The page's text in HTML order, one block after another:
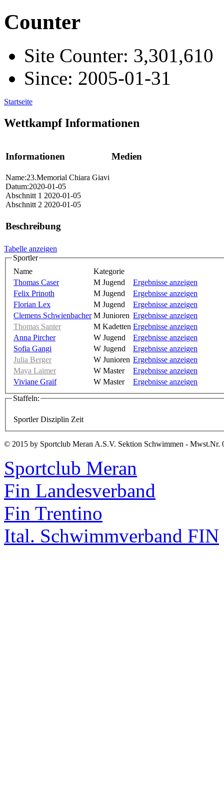
Counter
Site Counter: 3,301,610
Since: 2005-01-31
Startseite
Wettkampf Informationen
Informationen Medien
Name:23.Memorial Chiara Giavi
Datum:2020-01-05
Abschnitt 1 2020-01-05
Abschnitt 2 2020-01-05
Beschreibung
Tabelle anzeigen
Sportler
Name
Kategorie
Thomas Caser
M Jugend
Ergebnisse anzeigen
Felix Prinoth
M Jugend
Ergebnisse anzeigen
Florian Lex
M Jugend
Ergebnisse anzeigen
Clemens Schwienbacher M Junioren Ergebnisse anzeigen
Thomas Santer
M Kadetten Ergebnisse anzeigen
Anna Pircher
W Jugend
Ergebnisse anzeigen
Sofia Gangi
W Jugend
Ergebnisse anzeigen
Julia Berger
W Junioren Ergebnisse anzeigen
Maya Laimer
W Master
Ergebnisse anzeigen
Viviane Graif
W Master
Ergebnisse anzeigen
Staffeln:
Sportler Disziplin Zeit
© 2015 by Sportclub Meran A.S.V. Sektion Schwimmen - Mwst.Nr.
Sportclub Meran
Fin Landesverband
Fin Trentino
Ital. Schwimmverband FIN